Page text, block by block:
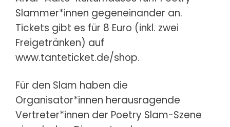
Slammer*innen gegeneinander an.
Tickets gibt es für 8 Euro (inkl. zwei
Freigetränken) auf
www.tanteticket.de/shop.
Für den Slam haben die
Organisator*innen herausragende
Vertreter*innen der Poetry Slam-Szene